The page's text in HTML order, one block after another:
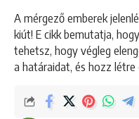
A mérgező emberek
kiút! E cikk bemutatja,
tehetsz, hogy végleg
a határaidat, és hozz